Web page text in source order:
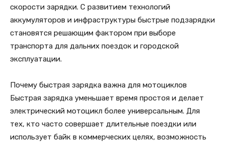
скорости зарядки. С развитием технологий
аккумуляторов и инфраструктуры быстрые подзарядки
становятся решающим фактором при выборе
транспорта для дальних поездок и городской
эксплуатации.
Почему быстрая зарядка важна для мотоциклов
Быстрая зарядка уменьшает время простоя и делает
электрический мотоцикл более универсальным. Для
тех, кто часто совершает длительные поездки или
использует байк в коммерческих целях, возможность